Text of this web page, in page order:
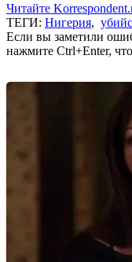
Читайте
ТЕГИ: Нигерия,
Если вы заметили
нажмите Ctrl+Enter,